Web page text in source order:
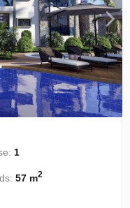
1
57 m2